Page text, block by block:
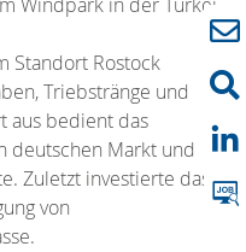
Standort Rostock
Triebstränge und
aus bedient das
deutschen Markt und
Zuletzt investierte das
von